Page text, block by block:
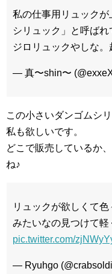
私の仕事用リュック
シリュック」と呼ば
ジロリュックやしな。
— 真〜shin〜
この小さいダンゴムシ
私も欲しいです。
どこで販売しているか
ね♪
リュックが欲しくて
みたいなの見つけて軽
pic.twitter.com/
— Ryuhgo